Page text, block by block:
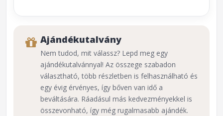
Ajándékutalvány
Nem tudod, mit válassz? Lepd meg egy
ajándékutalvánnyal! Az összege szabadon
választható, több részletben is felhasználható és
egy évig érvényes, így bőven van idő a
beváltására. Ráadásul más kedvezményekkel is
összevonható, így még rugalmasabb ajándék.